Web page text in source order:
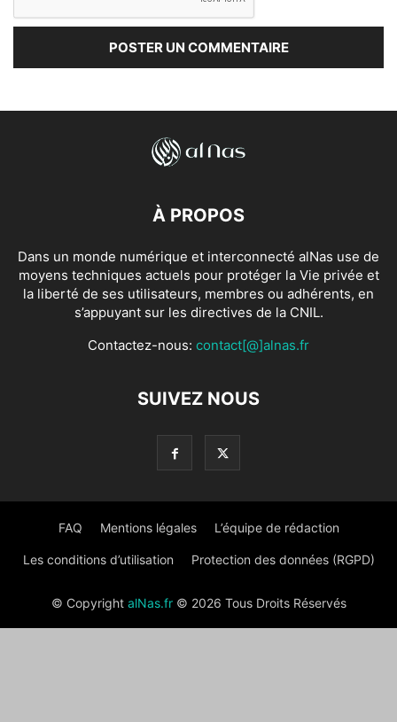
À PROPOS
Dans un monde numérique et interconnecté alNas use de
moyens techniques actuels pour protéger la Vie privée et
la liberté de ses utilisateurs, membres ou adhérents, en
s’appuyant sur les directives de la CNIL.
Contactez-nous: contact[@]alnas.fr
SUIVEZ NOUS
FAQ Mentions légales L’équipe de rédaction
Les conditions d’utilisation Protection des données (RGPD)
© Copyright alNas.fr© 2026 Tous Droits Réservés